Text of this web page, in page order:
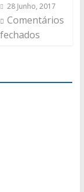
28 Junho, 2017
Comentários
fechados